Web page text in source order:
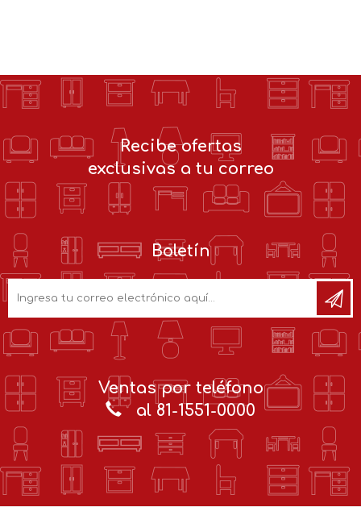
Recibe ofertas
exclusivas a tu correo
Boletín
Ventas por teléfono
al 81-1551-0000